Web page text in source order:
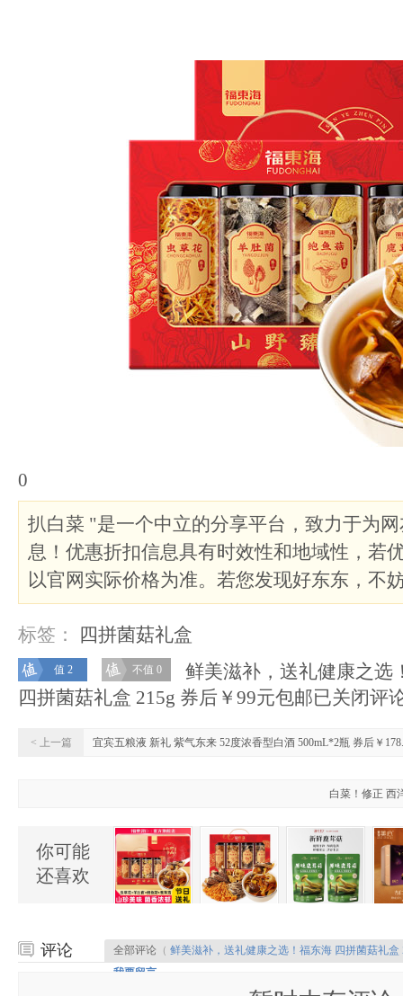
0
扒白菜 "是一个中立的分享平台，致力于为
息！优惠折扣信息具有时效性和地域性，若
以官网实际价格为准。若您发现好东东，不
标签： 四拼菌菇礼盒
值 2 不值 0
鲜美滋补，送礼健康之选
四拼菌菇礼盒 215g 券后￥99元包邮已关闭评
< 上一篇 宜宾五粮液 新礼 紫气东来 52度浓香型白酒 500mL*2瓶 券后￥
白菜！修正 西
你可能
还喜欢
评论 全部评论 （ 鲜美滋补，送礼健康之选！福东海 四拼菌菇礼
我要留言